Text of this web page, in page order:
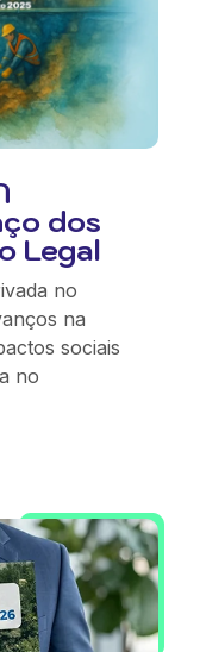
dos
Legal
no
na
sociais
no